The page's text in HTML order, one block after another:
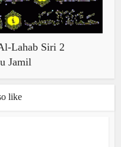
Lahab Siri 2
Jamil
like